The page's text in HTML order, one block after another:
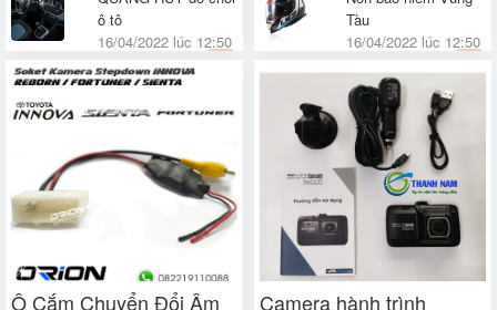
ô tô
16/04/2022 lúc 12:50
Hà Nam
Tàu
16/04/2022 lúc 12:50
Bà Rịa - Vũng Tàu
Ổ Cắm Chuyển Đổi Âm Camera hành trình